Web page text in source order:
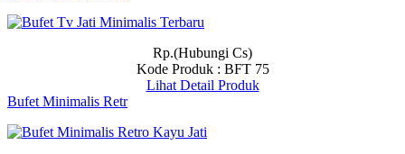
Rp.(Hubungi Cs)
Kode Produk : BFT 75
Lihat Detail Produk
Bufet Minimalis Retr